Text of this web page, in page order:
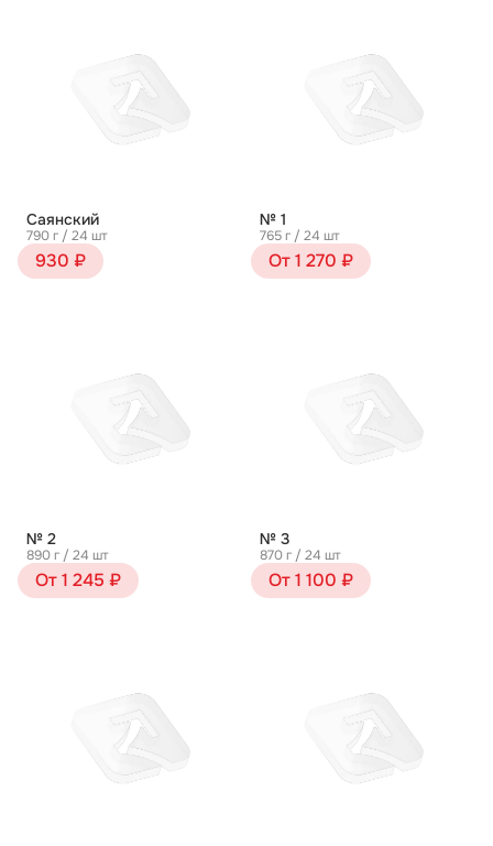
Саянский
790 г / 24 шт
930 ₽
№ 1
765 г / 24 шт
От 1 270 ₽
№ 2
890 г / 24 шт
От 1 245 ₽
№ 3
870 г / 24 шт
От 1 100 ₽